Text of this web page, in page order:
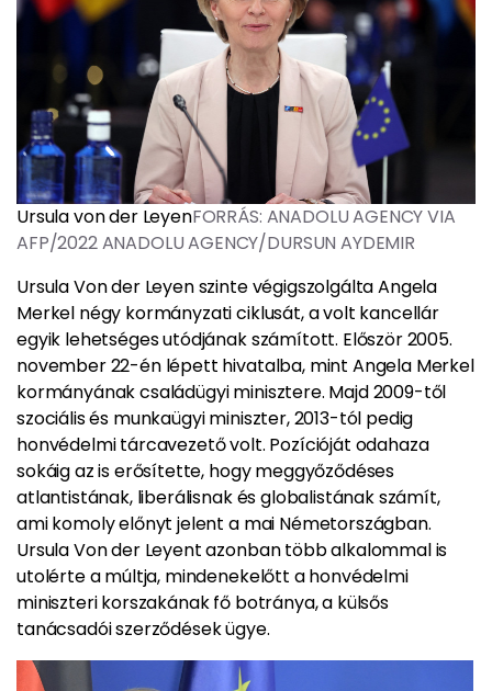
Ursula von der LeyenFORRÁS: ANADOLU AGENCY VIA
AFP/2022 ANADOLU AGENCY/DURSUN AYDEMIR
Ursula Von der Leyen szinte végigszolgálta Angela
Merkel négy kormányzati ciklusát, a volt kancellár
egyik lehetséges utódjának számított. Először 2005.
november 22-én lépett hivatalba, mint Angela Merkel
kormányának családügyi minisztere. Majd 2009-től
szociális és munkaügyi miniszter, 2013-tól pedig
honvédelmi tárcavezető volt. Pozícióját odahaza
sokáig az is erősítette, hogy meggyőződéses
atlantistának, liberálisnak és globalistának számít,
ami komoly előnyt jelent a mai Németországban.
Ursula Von der Leyent azonban több alkalommal is
utolérte a múltja, mindenekelőtt a honvédelmi
miniszteri korszakának fő botránya, a külsős
tanácsadói szerződések ügye.